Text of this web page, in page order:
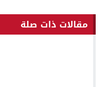
مقالات ذات صلة